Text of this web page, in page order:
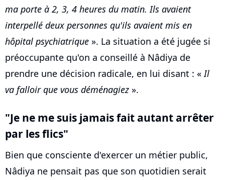
ma porte à 2, 3, 4 heures du matin. Ils avaient
interpellé deux personnes qu'ils avaient mis en
hôpital psychiatrique ». La situation a été jugée si
préoccupante qu'on a conseillé à Nâdiya de
prendre une décision radicale, en lui disant : «Il
va falloir que vous déménagiez ».
"Je ne me suis jamais fait autant arrêter
par les flics"
Bien que consciente d'exercer un métier public,
Nâdiya ne pensait pas que son quotidien serait